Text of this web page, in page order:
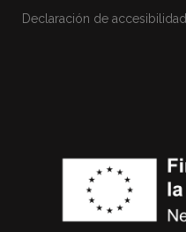
Declaración de accesibilidad